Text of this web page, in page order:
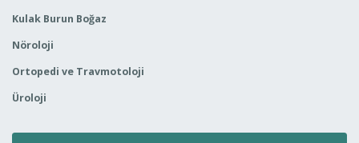
Kulak Burun Boğaz
Nöroloji
Ortopedi ve Travmotoloji
Üroloji